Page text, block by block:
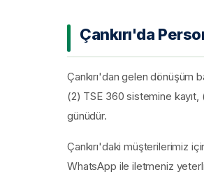
Çankırı'da
Çankırı'dan gelen dönüşüm
(2) TSE 360 sistemine kayıt,
günüdür.
Çankırı'daki müşterilerimiz
WhatsApp ile iletmeniz